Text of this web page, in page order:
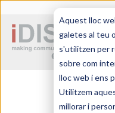
Aquest lloc
galetes al teu
s'utilitzen per
sobre com
lloc web i ens
Utilitzem
millorar i